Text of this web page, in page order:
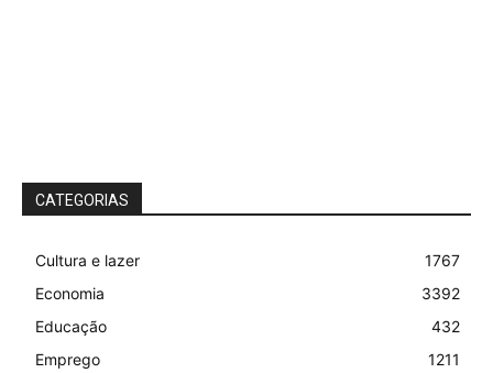
CATEGORIAS
Cultura e lazer
1767
Economia
3392
Educação
432
Emprego
1211